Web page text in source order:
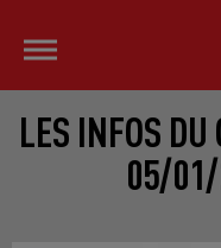
LES INFOS DU
05/